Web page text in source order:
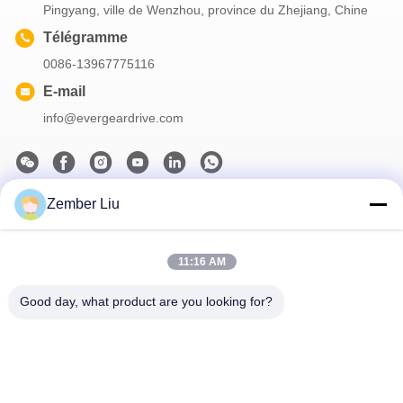
Pingyang, ville de Wenzhou, province du Zhejiang, Chine
Télégramme
0086-13967775116
E-mail
info@evergeardrive.com
Notre newsletter
Zember Liu
11:16 AM
Good day, what product are you looking for?